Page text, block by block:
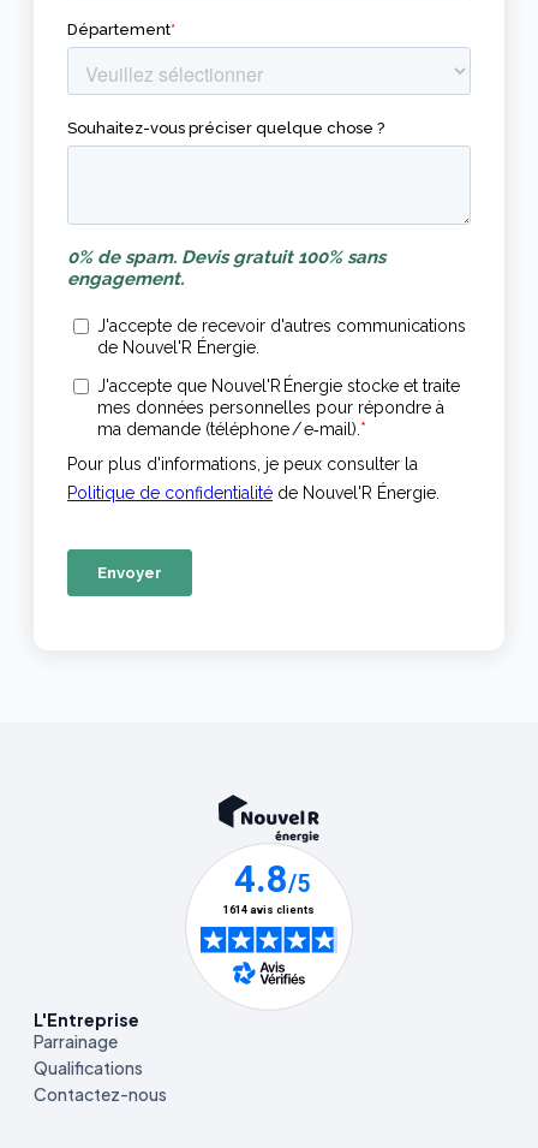
L'Entreprise
Parrainage
Qualifications
Contactez-nous